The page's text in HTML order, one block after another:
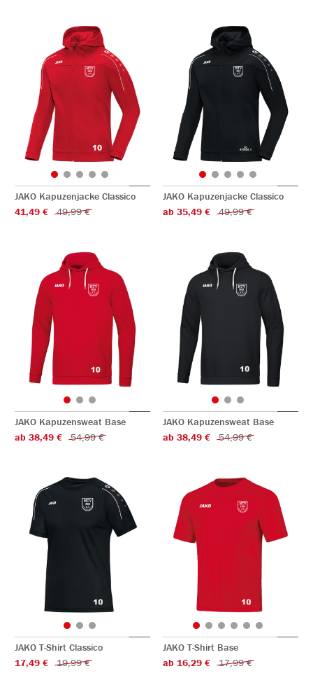
JAKO Kapuzenjacke Classico
41,49 €
49,99 €
JAKO Kapuzenjacke Classico
ab 35,49 €
49,99 €
JAKO Kapuzensweat Base
ab 38,49 €
54,99 €
JAKO Kapuzensweat Base
ab 38,49 €
54,99 €
JAKO T-Shirt Classico
17,49 €
19,99 €
JAKO T-Shirt Base
ab 16,29 €
17,99 €